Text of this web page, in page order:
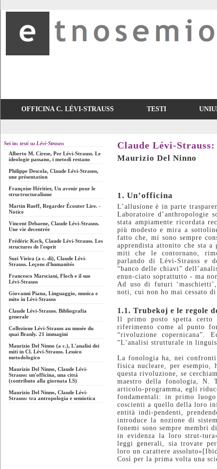
OFFICINA C. LÉVI-STRAUSS TESTI
Sei in: testi su Lévi-Strauss
Alberto M. Cirese, Per Lévi-Strauss. Le
ideologie passano, i metodi restano
Philippe Descola, Claude Lévi-Strauss,
une présentation
Françoise Héritier, Un avenir pour le
structructuralisme
Martin Rueff, Regarder Écouter Lire. -
Notice
Vincent Debaene, Claude Lévi-Strauss.
Une vie decentrée
Frédéric Keck, Claude Lévi-Strauss. Les
structures de l'esprit
Suzi Vieira (a c. di), Claude Lévi-
Strauss. Leçons d'humanités
Francesco Marsciani, Floch e il suo
Lévi-Strauss
Giovanni Piana, Linguaggio, musica e
mito in Lévi-Strauss
Claude Lévi-Strauss. Bibliografia
generale
Collezione Lévi-Strauss au musée du
quai Branly. 21 immagini
Maurizio Del Ninno (a c.), L'analisi dei
miti in Cl. Lévi-Strauss. Lessico
metodologico
Maurizio Del Ninno, Claude Lévi-
Strauss: un'officina, una città
(contributo alla giornata LS)
Maurizio Del Ninno, Claude Lévi-
Strauss: tra antropologia e semiotica
Claude Lévi-
Maurizio Del Ninno
1. Un’officina
L’allusione è in parte
Laboratoire d’anthropologie
stata ampiamente ricordata
più modesto e mira a
fatto che, mi sono sempre
apprendista attonito che sta
miti che le contornano,
parlando di Lévi-Strauss e
“banco delle chiavi”
enun-ciato soprattutto - ma
Ad uso di futuri
noti, cui non ho mai cessato
1.1. Trubekoj e le regole
Il primo posto spetta certo
riferimento come al punto
“rivoluzione copernicana”.
“L’analisi strutturale in
La fonologia ha, nei
fisica nucleare, per esempio,
questa rivoluzione, se
maestro della fonologia, N.
articolo-programma, egli
fondamentali: in primo
coscienti a quello della loro
entità indi-pendenti,
introduce la nozione di
fonemi sono sempre membri
in evidenza la loro strut-
leggi generali, sia trovate
loro un carattere
Così per la prima volta una